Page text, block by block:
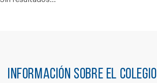
Información sobre el colegio